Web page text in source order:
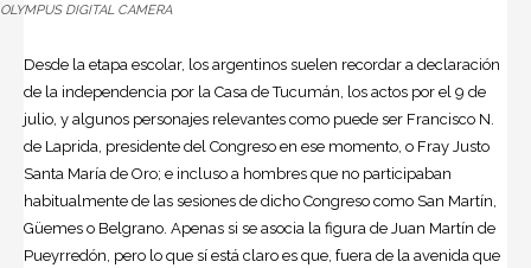
OLYMPUS DIGITAL CAMERA
Desde la etapa escolar, los argentinos suelen recordar a declaración
de la independencia por la Casa de Tucumán, los actos por el 9 de
julio, y algunos personajes relevantes como puede ser Francisco N.
de Laprida, presidente del Congreso en ese momento, o Fray Justo
Santa María de Oro; e incluso a hombres que no participaban
habitualmente de las sesiones de dicho Congreso como San Martín,
Güemes o Belgrano. Apenas si se asocia la figura de Juan Martín de
Pueyrredón, pero lo que sí está claro es que, fuera de la avenida que